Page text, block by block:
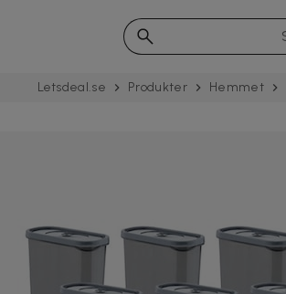
Letsdeal.se Produkter Hemmet